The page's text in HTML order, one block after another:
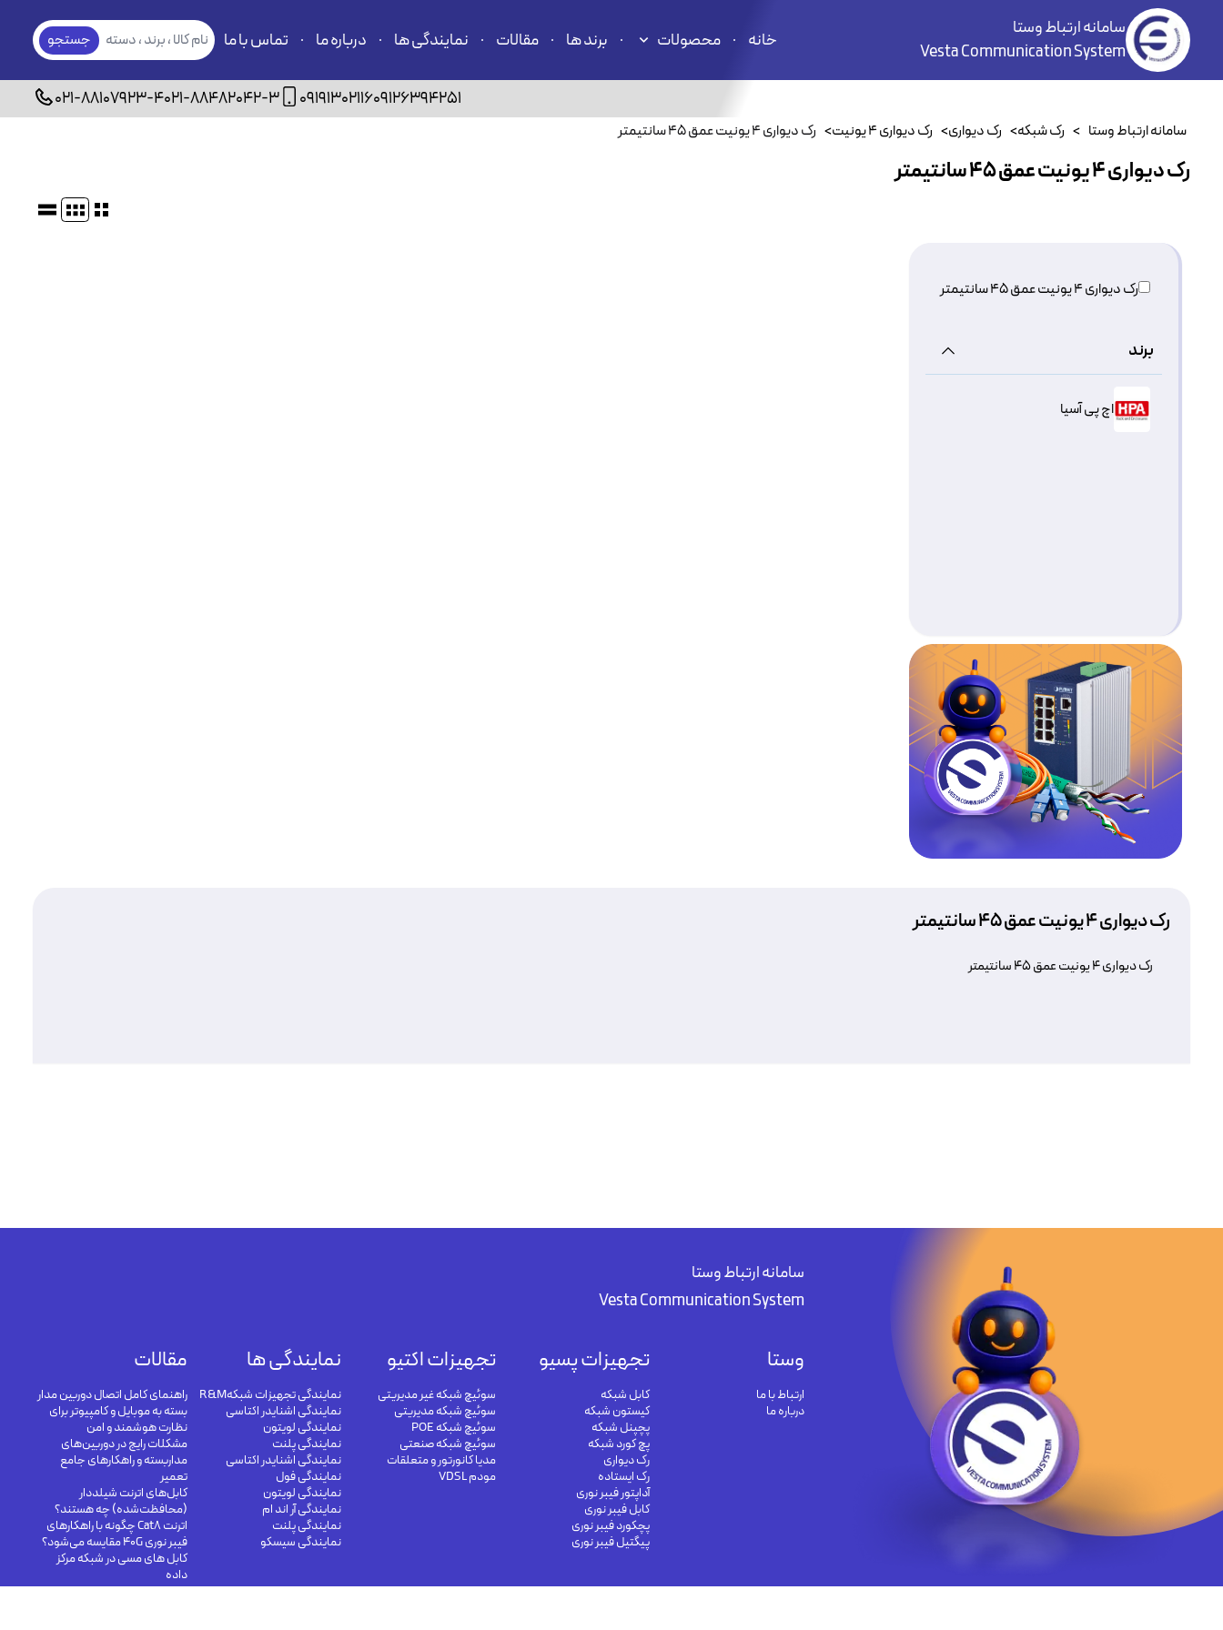
سامانه ارتباط وستا
Vesta Communication System
خانه محصولات برند ها مقالات نمایندگی ها درباره ما تماس با ما
نام کالا ، برند ، دسته
بندی
جستجو
09126394251
09191302116
021-88482042-3
021-88107923-4
سامانه ارتباط وستا > رک شبکه> رک دیواری> رک دیواری ۴ یونیت > رک دیواری ۴ یونیت عمق ۴۵ سانتیمتر
رک دیواری ۴ یونیت عمق ۴۵ سانتیمتر
رک دیواری ۴ یونیت عمق ۴۵ سانتیمتر
برند
اچ پی آسیا
رک دیواری ۴ یونیت عمق ۴۵ سانتیمتر
رک دیواری ۴ یونیت عمق ۴۵ سانتیمتر
سامانه ارتباط وستا
Vesta Communication System
وستا
ارتباط با ما
درباره ما
تجهیزات پسیو
کابل شبکه
کیستون شبکه
پچپنل شبکه
پچ کورد شبکه
رک دیواری
رک ایستاده
آداپتور فیبر نوری
کابل فیبر نوری
پچکورد فیبر نوری
پیگتیل فیبر نوری
تجهیزات اکتیو
سوئیچ شبکه غیر مدیریتی
سوئیچ شبکه مدیریتی
سوئیچ شبکه POE
سوئیچ شبکه صنعتی
مدیا کانورتور و متعلقات
مودم VDSL
نمایندگی ها
نمایندگی تجهیزات شبکهR&M
نمایندگی اشنایدر اکتاسی
نمایندگی لویتون
نمایندگی پلنت
نمایندگی اشنایدر اکتاسی
نمایندگی فول
نمایندگی لویتون
نمایندگی آر اند ام
نمایندگی پلنت
نمایندگی سیسکو
مقالات
راهنمای کامل اتصال دوربین مدار
بسته به موبایل و کامپیوتر برای
نظارت هوشمند و امن
مشکلات رایج در دوربین‌های
مداربسته و راهکارهای جامع
تعمیر
کابل‌های اترنت شیلددار
(محافظت‌شده) چه هستند؟
اترنت Cat8 چگونه با راهکارهای
فیبر نوری 40G مقایسه می‌شود؟
کابل های مسی در شبکه مرکز
داده